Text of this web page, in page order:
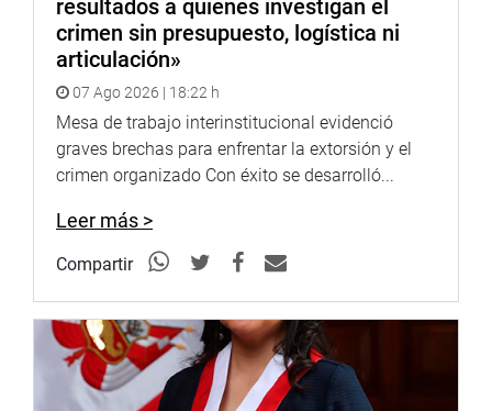
resultados a quienes investigan el
crimen sin presupuesto, logística ni
articulación»
07 Ago 2026 | 18:22 h
Mesa de trabajo interinstitucional evidenció
graves brechas para enfrentar la extorsión y el
crimen organizado Con éxito se desarrolló...
Leer más >
Compartir